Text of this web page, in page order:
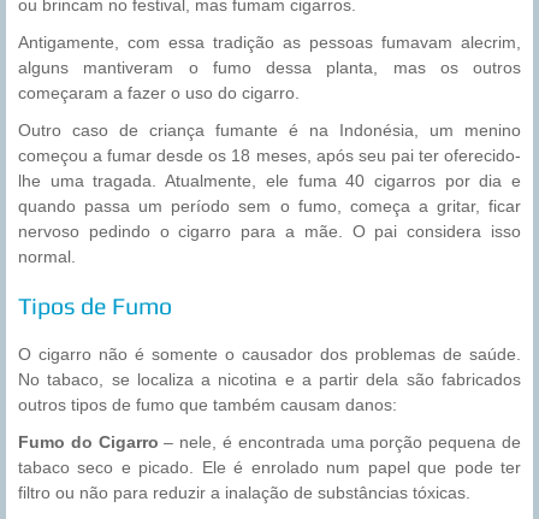
ou brincam no festival, mas fumam cigarros.
Antigamente, com essa tradição as pessoas fumavam alecrim,
alguns mantiveram o fumo dessa planta, mas os outros
começaram a fazer o uso do cigarro.
Outro caso de criança fumante é na Indonésia, um menino
começou a fumar desde os 18 meses, após seu pai ter oferecido-
lhe uma tragada. Atualmente, ele fuma 40 cigarros por dia e
quando passa um período sem o fumo, começa a gritar, ficar
nervoso pedindo o cigarro para a mãe. O pai considera isso
normal.
Tipos de Fumo
O cigarro não é somente o causador dos problemas de saúde.
No tabaco, se localiza a nicotina e a partir dela são fabricados
outros tipos de fumo que também causam danos:
Fumo do Cigarro – nele, é encontrada uma porção pequena de
tabaco seco e picado. Ele é enrolado num papel que pode ter
filtro ou não para reduzir a inalação de substâncias tóxicas.